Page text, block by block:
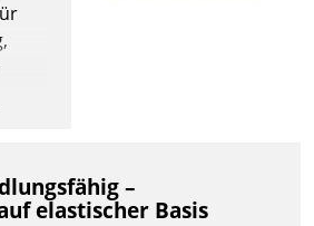
–
elastischer Basis